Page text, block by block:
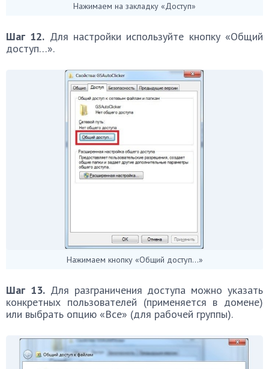
Нажимаем на закладку «Доступ»
Шаг 12. Для настройки используйте кнопку «Общий
доступ…».
Нажимаем кнопку «Общий доступ…»
Шаг 13.Для разграничения доступа можно указать
конкретных пользователей (применяется в домене)
или выбрать опцию «Все» (для рабочей группы).